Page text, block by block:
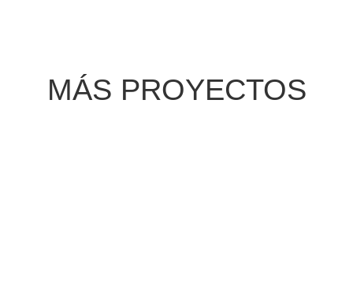
MÁS PROYECTOS